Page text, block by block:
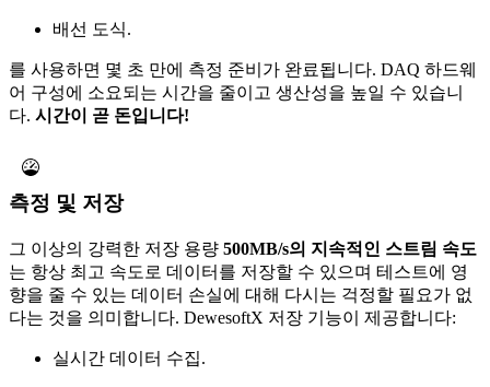
배선 도식.
를 사용하면 몇 초 만에 측정 준비가 완료됩니다. DAQ 하드웨
어 구성에 소요되는 시간을 줄이고 생산성을 높일 수 있습니
다. 시간이 곧 돈입니다!
측정 및 저장
그 이상의 강력한 저장 용량 500MB/s의 지속적인 스트림 속도
는 항상 최고 속도로 데이터를 저장할 수 있으며 테스트에 영
향을 줄 수 있는 데이터 손실에 대해 다시는 걱정할 필요가 없
다는 것을 의미합니다. DewesoftX 저장 기능이 제공합니다:
실시간 데이터 수집.